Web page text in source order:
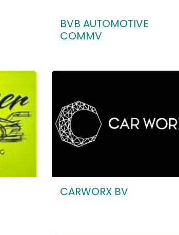
BVB AUTOMOTIVE
COMMV
CARWORX BV